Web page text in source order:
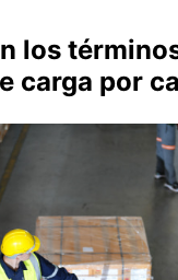
los
carga por